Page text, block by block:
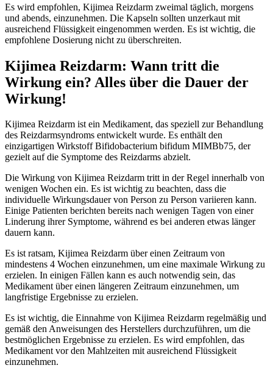
Es wird empfohlen, Kijimea Reizdarm zweimal täglich, morgens
und abends, einzunehmen. Die Kapseln sollten unzerkaut mit
ausreichend Flüssigkeit eingenommen werden. Es ist wichtig, die
empfohlene Dosierung nicht zu überschreiten.
Kijimea Reizdarm: Wann tritt die
Wirkung ein? Alles über die Dauer der
Wirkung!
Kijimea Reizdarm ist ein Medikament, das speziell zur Behandlung
des Reizdarmsyndroms entwickelt wurde. Es enthält den
einzigartigen Wirkstoff Bifidobacterium bifidum MIMBb75, der
gezielt auf die Symptome des Reizdarms abzielt.
Die Wirkung von Kijimea Reizdarm tritt in der Regel innerhalb von
wenigen Wochen ein. Es ist wichtig zu beachten, dass die
individuelle Wirkungsdauer von Person zu Person variieren kann.
Einige Patienten berichten bereits nach wenigen Tagen von einer
Linderung ihrer Symptome, während es bei anderen etwas länger
dauern kann.
Es ist ratsam, Kijimea Reizdarm über einen Zeitraum von
mindestens 4 Wochen einzunehmen, um eine maximale Wirkung zu
erzielen. In einigen Fällen kann es auch notwendig sein, das
Medikament über einen längeren Zeitraum einzunehmen, um
langfristige Ergebnisse zu erzielen.
Es ist wichtig, die Einnahme von Kijimea Reizdarm regelmäßig und
gemäß den Anweisungen des Herstellers durchzuführen, um die
bestmöglichen Ergebnisse zu erzielen. Es wird empfohlen, das
Medikament vor den Mahlzeiten mit ausreichend Flüssigkeit
einzunehmen.